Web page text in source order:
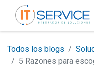
Todos los blogs
5 Razones para escoger la